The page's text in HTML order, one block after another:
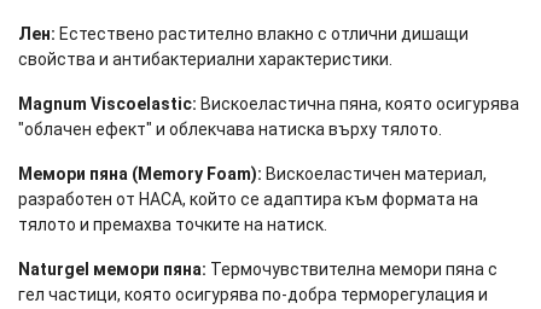
Лен: Естествено растително влакно с отлични дишащи
свойства и антибактериални характеристики.
Magnum Viscoelastic: Вискоеластична пяна, която осигурява
"облачен ефект" и облекчава натиска върху тялото.
Мемори пяна (Memory Foam): Вискоеластичен материал,
разработен от НАСА, който се адаптира към формата на
тялото и премахва точките на натиск.
Naturgel мемори пяна: Термочувствителна мемори пяна с
гел частици, която осигурява по-добра терморегулация и